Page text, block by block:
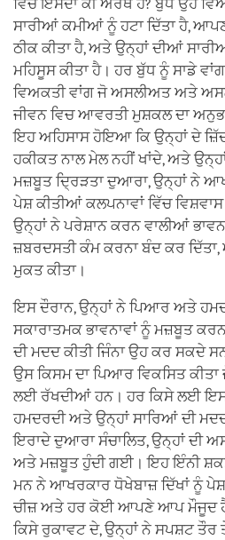
ਵਿੱਚ ਇਸਦਾ ਕੀ ਅਰਥ ਹੈ? ਬੁੱਧ ਉਹ
ਸਾਰੀਆਂ ਕਮੀਆਂ ਨੂੰ ਹਟਾ ਦਿੱਤਾ ਹੈ,
ਠੀਕ ਕੀਤਾ ਹੈ, ਅਤੇ ਉਨ੍ਹਾਂ ਦੀਆਂ
ਮਹਿਸੂਸ ਕੀਤਾ ਹੈ। ਹਰ ਬੁੱਧ ਨੂੰ ਸਾਡੇ
ਵਿਅਕਤੀ ਵਾਂਗ ਜੋ ਅਸਲੀਅਤ ਅਤੇ
ਜੀਵਨ ਵਿਚ ਆਵਰਤੀ ਮੁਸ਼ਕਲ ਦਾ
ਇਹ ਅਹਿਸਾਸ ਹੋਇਆ ਕਿ ਉਨ੍ਹਾਂ ਦੇ
ਹਕੀਕਤ ਨਾਲ ਮੇਲ ਨਹੀਂ ਖਾਂਦੇ, ਅਤੇ
ਮਜ਼ਬੂਤ ਦ੍ਰਿੜਤਾ ਦੁਆਰਾ, ਉਨ੍ਹਾਂ ਨੇ
ਪੇਸ਼ ਕੀਤੀਆਂ ਕਲਪਨਾਵਾਂ ਵਿੱਚ
ਉਨ੍ਹਾਂ ਨੇ ਪਰੇਸ਼ਾਨ ਕਰਨ ਵਾਲੀਆਂ
ਜ਼ਬਰਦਸਤੀ ਕੰਮ ਕਰਨਾ ਬੰਦ ਕਰ
ਮੁਕਤ ਕੀਤਾ।
ਇਸ ਦੌਰਾਨ, ਉਨ੍ਹਾਂ ਨੇ ਪਿਆਰ ਅਤੇ
ਸਕਾਰਾਤਮਕ ਭਾਵਨਾਵਾਂ ਨੂੰ ਮਜ਼ਬੂਤ
ਦੀ ਮਦਦ ਕੀਤੀ ਜਿੰਨਾ ਉਹ ਕਰ ਸਕਦੇ
ਉਸ ਕਿਸਮ ਦਾ ਪਿਆਰ ਵਿਕਸਿਤ
ਲਈ ਰੱਖਦੀਆਂ ਹਨ। ਹਰ ਕਿਸੇ ਲਈ
ਹਮਦਰਦੀ ਅਤੇ ਉਨ੍ਹਾਂ ਸਾਰਿਆਂ ਦੀ
ਇਰਾਦੇ ਦੁਆਰਾ ਸੰਚਾਲਿਤ, ਉਨ੍ਹਾਂ ਦੀ
ਅਤੇ ਮਜ਼ਬੂਤ ਹੁੰਦੀ ਗਈ। ਇਹ ਇੰਨੀ
ਮਨ ਨੇ ਆਖਰਕਾਰ ਧੋਖੇਬਾਜ਼ ਦਿੱਖਾਂ ਨੂੰ
ਚੀਜ਼ ਅਤੇ ਹਰ ਕੋਈ ਆਪਣੇ ਆਪ ਮੌਜੂਦ ਹੈ,
ਕਿਸੇ ਰੁਕਾਵਟ ਦੇ, ਉਨ੍ਹਾਂ ਨੇ ਸਪਸ਼ਟ